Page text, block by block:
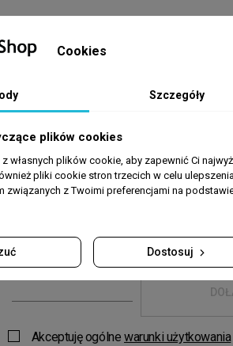
Akceptuję ogólne warunki użytkowania
Cookies
Szczegóły
plików cookies
z własnych plików cookie, aby zapewnić Ci
pliki cookie stron trzecich w celu
związanych z Twoimi preferencjami na
Dostosuj